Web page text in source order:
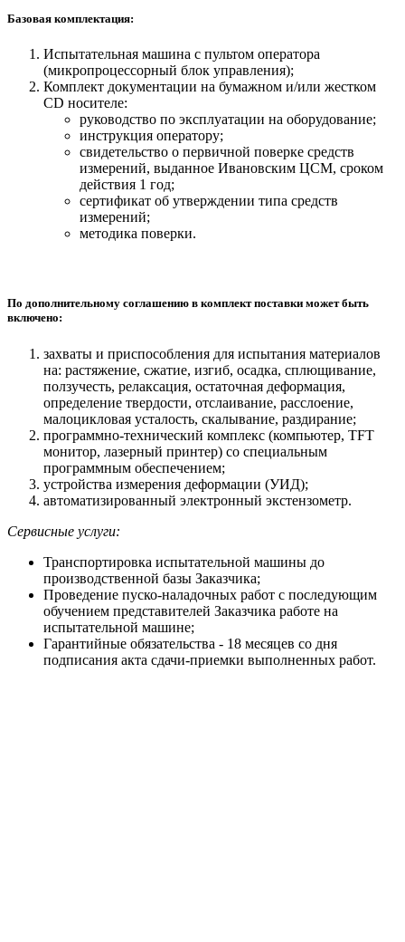
Базовая комплектация:
Испытательная машина с пультом оператора
(микропроцессорный блок управления);
Комплект документации на бумажном и/или жестком
СD носителе:
руководство по эксплуатации на оборудование;
инструкция оператору;
свидетельство о первичной поверке средств
измерений, выданное Ивановским ЦСМ, сроком
действия 1 год;
сертификат об утверждении типа средств
измерений;
методика поверки.
По дополнительному соглашению в комплект поставки может быть
включено:
захваты и приспособления для испытания материалов
на: растяжение, сжатие, изгиб, осадка, сплющивание,
ползучесть, релаксация, остаточная деформация,
определение твердости, отслаивание, расслоение,
малоцикловая усталость, скалывание, раздирание;
программно-технический комплекс (компьютер, TFT
монитор, лазерный принтер) со специальным
программным обеспечением;
устройства измерения деформации (УИД);
автоматизированный электронный экстензометр.
Сервисные услуги:
Транспортировка испытательной машины до
производственной базы Заказчика;
Проведение пуско-наладочных работ с последующим
обучением представителей Заказчика работе на
испытательной машине;
Гарантийные обязательства - 18 месяцев со дня
подписания акта сдачи-приемки выполненных работ.